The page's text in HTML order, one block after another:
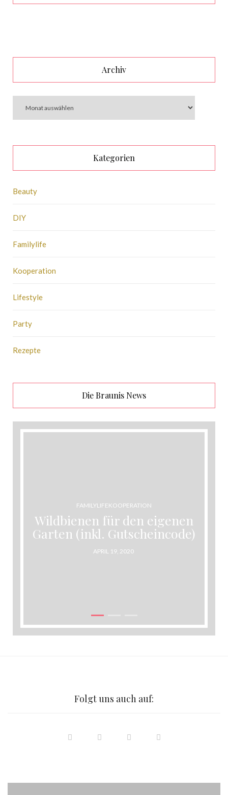
Archiv
Kategorien
Beauty
DIY
Familylife
Kooperation
Lifestyle
Party
Rezepte
Die Braunis News
FAMILYLIFEKOOPERATION
Wildbienen für den eigenen
Garten (inkl. Gutscheincode)
POSTED
APRIL 19, 2020
Folgt uns auch auf: